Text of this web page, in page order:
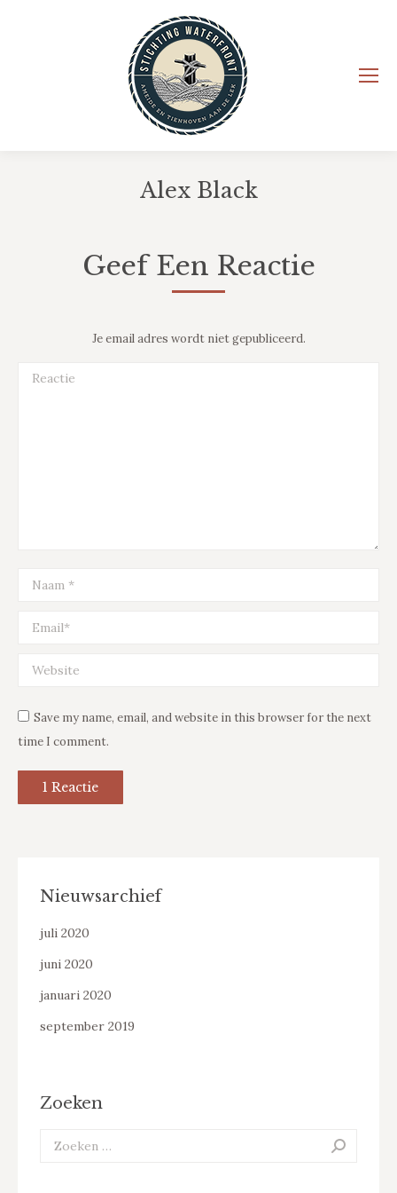
Alex Black
Geef Een Reactie
Je email adres wordt niet gepubliceerd.
Reactie
Naam *
Email *
Website
Save my name, email, and website in this browser for the next
time I comment.
1 Reactie
Nieuwsarchief
juli 2020
juni 2020
januari 2020
september 2019
Zoeken
Search: